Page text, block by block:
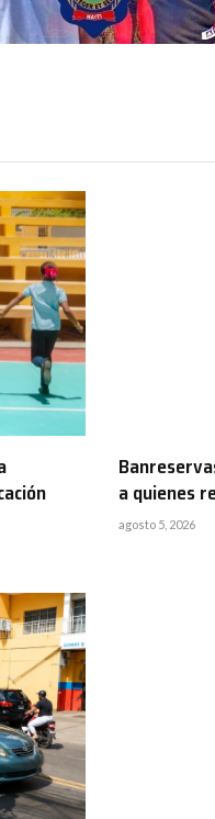
a quienes
agosto 5, 2026